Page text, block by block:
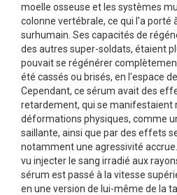
moelle osseuse et les systèmes
colonne vertébrale, ce qui l'a porté
surhumain. Ses capacités de
des autres super-soldats, étaient
pouvait se régénérer
été cassés ou brisés, en l'espace
Cependant, ce sérum avait des
retardement, qui se manifestaient
déformations physiques, comme
saillante, ainsi que par des effets
notamment une agressivité
vu injecter le sang irradié aux
sérum est passé à la vitesse
en une version de lui-même de la